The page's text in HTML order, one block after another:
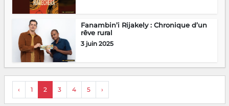
Fanambin’i Rijakely : Chronique d’un
rêve rural
3 juin 2025
‹ 1 2 3 4 5 ›